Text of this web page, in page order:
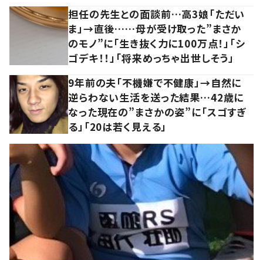
担任の先生との面談前…高3娘「ただい
ま」→直後……母が受け取った”まさか
のモノ”に「生き抜く力に100万点！」「シ
ゴデキ！！」「将来めっちゃ出世しそう」
9年前の夫「不機嫌で不健康」→自然に
逆らわない生活を送った結果…42歳に
なった現在の”まさかの姿”に「スゴすぎ
る」「20は若く見える」